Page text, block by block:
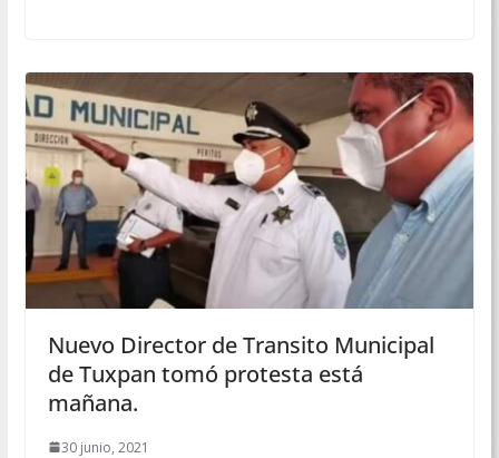
Nuevo Director de Transito Municipal
de Tuxpan tomó protesta está
mañana.
30 junio, 2021